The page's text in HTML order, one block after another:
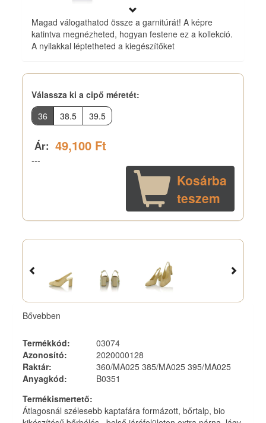
Magad válogathatod össze a garnitúrát! A képre
katintva megnézheted, hogyan festene ez a kollekció.
A nyilakkal léptetheted a kiegészítőket
Válassza ki a cipő méretét:
36
38.5 39.5
Ár: 49,100 Ft
---
Kosárba
teszem
Bővebben
Termékkód:
03074
Azonosító:
2020000128
Raktár:
360/MA025 385/MA025 395/MA025
Anyagkód:
B0351
Termékismertető:
Átlagosnál szélesebb kaptafára formázott, bőrtalp, bio